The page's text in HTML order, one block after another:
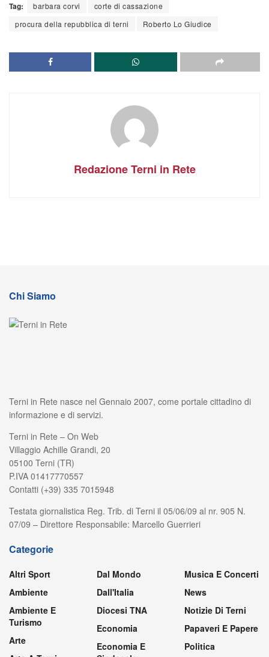
Tag: barbara corvi
corte di cassazione
procura della repubblica di terni
Roberto Lo Giudice
Redazione Terni in Rete
Chi Siamo
Terni in Rete nasce nel Gennaio 2007, come portale cittadino di
informazione e di servizi.
Terni in Rete – On Web
Villaggio Achille Grandi, 20
05100 Terni (TR)
P.IVA 01417770557
Contatti (+39) 335 7015948
Testata giornalistica Reg. Trib. di Terni il 05/06/09 al nr. 905 N.
07/09 – Direttore Responsabile: Marcello Guerrieri
Categorie
Altri Sport
Ambiente
Ambiente E
Turismo
Arte
Dal Mondo
Dall'Italia
Diocesi TNA
Economia
Economia E
Musica E Concerti
News
Notizie Di Terni
Papaveri E Papere
Politica